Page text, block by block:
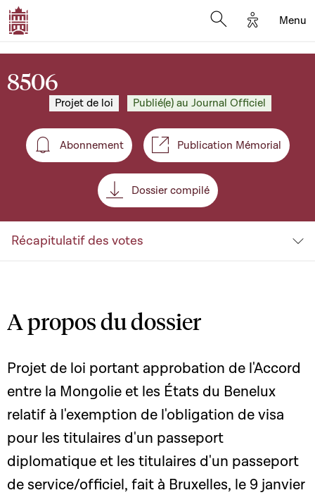
Options
Menu
8506
Projet de loi Publié(e) au Journal Officiel
Abonnement
Abonnement Publication Mémorial
Dossier compilé
Récapitulatif des votes
A propos du dossier
Projet de loi portant approbation de l'Accord
entre la Mongolie et les États du Benelux
relatif à l'exemption de l'obligation de visa
pour les titulaires d'un passeport
diplomatique et les titulaires d'un passeport
de service/officiel, fait à Bruxelles, le 9 janvier